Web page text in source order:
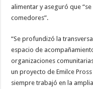
alimentar y aseguró que
comedores”.
“Se profundizó la
espacio de
organizaciones
un proyecto de Emilce
siempre trabajó en la